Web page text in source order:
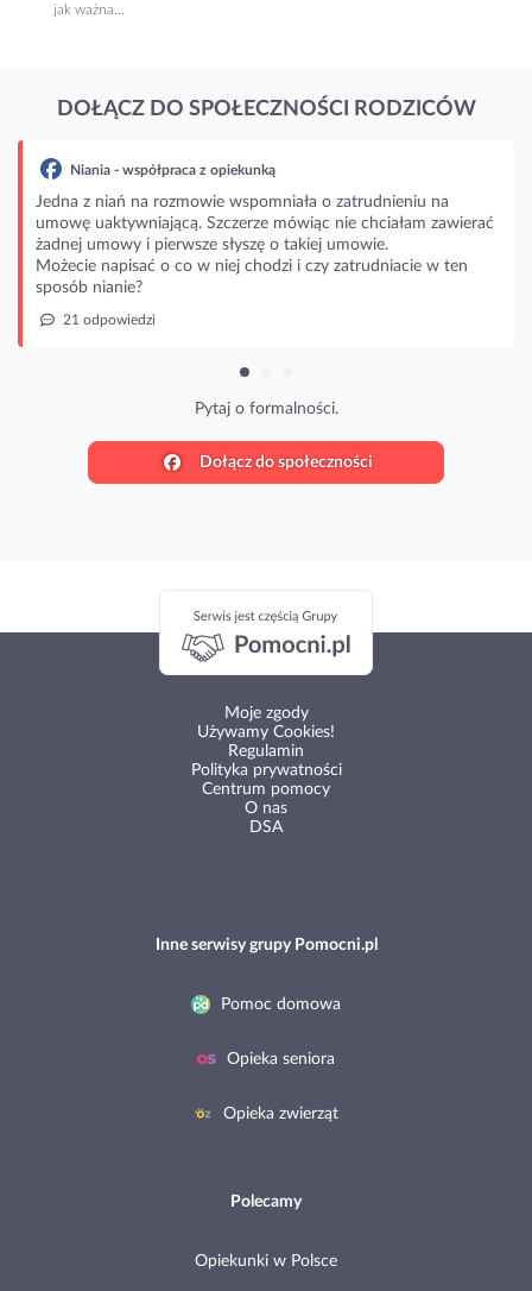
jak ważna...
DOŁĄCZ DO SPOŁECZNOŚCI RODZICÓW
Niania - współpraca z opiekunką
Jedna z niań na rozmowie wspomniała o zatrudnieniu na
umowę uaktywniającą. Szczerze mówiąc nie chciałam zawierać
żadnej umowy i pierwsze słyszę o takiej umowie.
Możecie napisać o co w niej chodzi i czy zatrudniacie w ten
sposób nianie?
21 odpowiedzi
Pytaj o formalności.
Dołącz do społeczności
Moje zgody
Używamy Cookies!
Regulamin
Polityka prywatności
Centrum pomocy
O nas
DSA
Inne serwisy grupy Pomocni.pl
Pomoc domowa
Opieka seniora
Opieka zwierząt
Polecamy
Opiekunki w Polsce